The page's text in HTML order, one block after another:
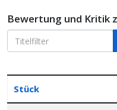
Bewertung und Kritik
Titelfilter
Stück